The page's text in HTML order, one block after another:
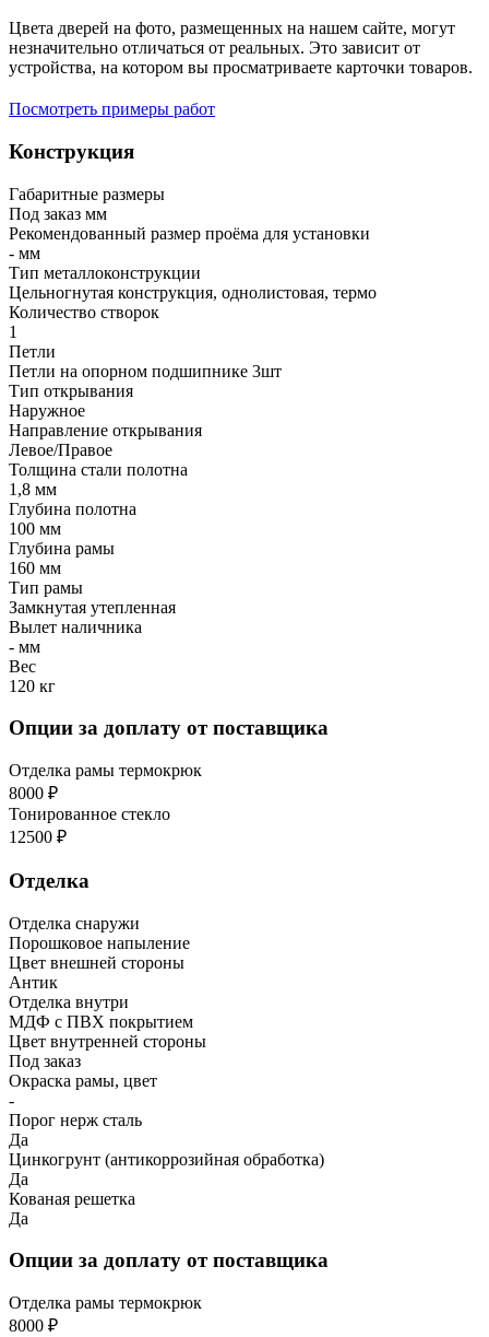
Цвета дверей на фото, размещенных на нашем сайте, могут
незначительно отличаться от реальных. Это зависит от
устройства, на котором вы просматриваете карточки товаров.
Посмотреть примеры работ
Конструкция
Габаритные размеры
Под заказ мм
Рекомендованный размер проёма для установки
- мм
Тип металлоконструкции
Цельногнутая конструкция, однолистовая, термо
Количество створок
1
Петли
Петли на опорном подшипнике 3шт
Тип открывания
Наружное
Направление открывания
Левое/Правое
Толщина стали полотна
1,8 мм
Глубина полотна
100 мм
Глубина рамы
160 мм
Тип рамы
Замкнутая утепленная
Вылет наличника
- мм
Вес
120 кг
Опции за доплату от поставщика
Отделка рамы термокрюк
8000 ₽
Тонированное стекло
12500 ₽
Отделка
Отделка снаружи
Порошковое напыление
Цвет внешней стороны
Антик
Отделка внутри
МДФ с ПВХ покрытием
Цвет внутренней стороны
Под заказ
Окраска рамы, цвет
-
Порог нерж сталь
Да
Цинкогрунт (антикоррозийная обработка)
Да
Кованая решетка
Да
Опции за доплату от поставщика
Отделка рамы термокрюк
8000 ₽